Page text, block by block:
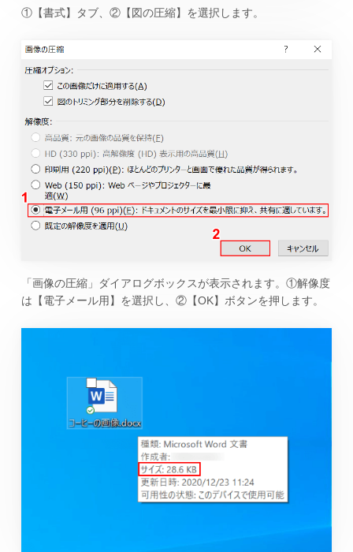
①【書式】タブ、②【図の圧縮】を選択します。
「画像の圧縮」ダイアログボックスが表示されます。①解像度
は【電子メール用】を選択し、②【OK】ボタンを押します。